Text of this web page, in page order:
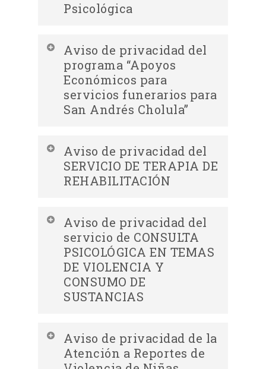
Pláticas de la Dirección de Salud
Descargar Aviso de privacidad
simplificado del Servicio de Talleres y
Psicológica
Descargar Aviso de privacidad
integral del Servicio de Atención
Psicológica
Descargar Aviso de privacidad
simplificado del Servicio de Atención
Aviso de privacidad del
programa “Apoyos
Económicos para
servicios funerarios para
San Andrés Cholula”
Descargar Aviso de privacidad
integral del programa “Apoyos
Económicos para servicios funerarios
Descargar Aviso de privacidad
simplificado del programa “Apoyos
Aviso de privacidad del
SERVICIO DE TERAPIA DE
REHABILITACIÓN
Descargar Aviso de privacidad
integral del SERVICIO DE TERAPIA DE
REHABILITACIÓN
Descargar Aviso de privacidad
simplificado del SERVICIO DE TERAPIA
DE REHABILITACIÓN
Aviso de privacidad del
servicio de CONSULTA
PSICOLÓGICA EN TEMAS
DE VIOLENCIA Y
CONSUMO DE
SUSTANCIAS
Descargar Aviso de privacidad
integral del servicio de CONSULTA
PSICOLÓGICA EN TEMAS DE VIOLENCIA
Aviso de privacidad de la
Atención a Reportes de